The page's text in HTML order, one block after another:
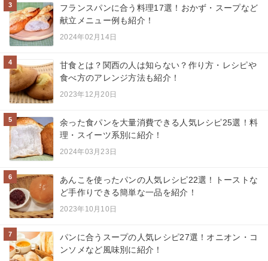
3
フランスパンに合う料理17選！おかず・スープなど
献立メニュー例も紹介！
2024年02月14日
4
甘食とは？関西の人は知らない？作り方・レシピや
食べ方のアレンジ方法も紹介！
2023年12月20日
5
余った食パンを大量消費できる人気レシピ25選！料
理・スイーツ系別に紹介！
2024年03月23日
6
あんこを使ったパンの人気レシピ22選！トーストな
ど手作りできる簡単な一品を紹介！
2023年10月10日
7
パンに合うスープの人気レシピ27選！オニオン・コ
ンソメなど風味別に紹介！